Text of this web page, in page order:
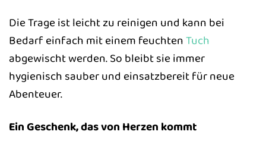
Die Trage ist leicht zu reinigen und kann bei
Bedarf einfach mit einem feuchtenTuch
abgewischt werden. So bleibt sie immer
hygienisch sauber und einsatzbereit für neue
Abenteuer.
Ein Geschenk, das von Herzen kommt